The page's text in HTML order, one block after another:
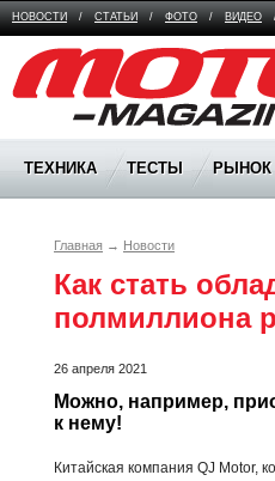
НОВОСТИ / СТАТЬИ / ФОТО / ВИДЕО
Moto Magazine
ТЕХНИКА ТЕСТЫ РЫНОК
Главная → Новости
Как стать
полмиллиона
26 апреля 2021
Можно, например,
к нему!
Китайская компания QJ Motor,